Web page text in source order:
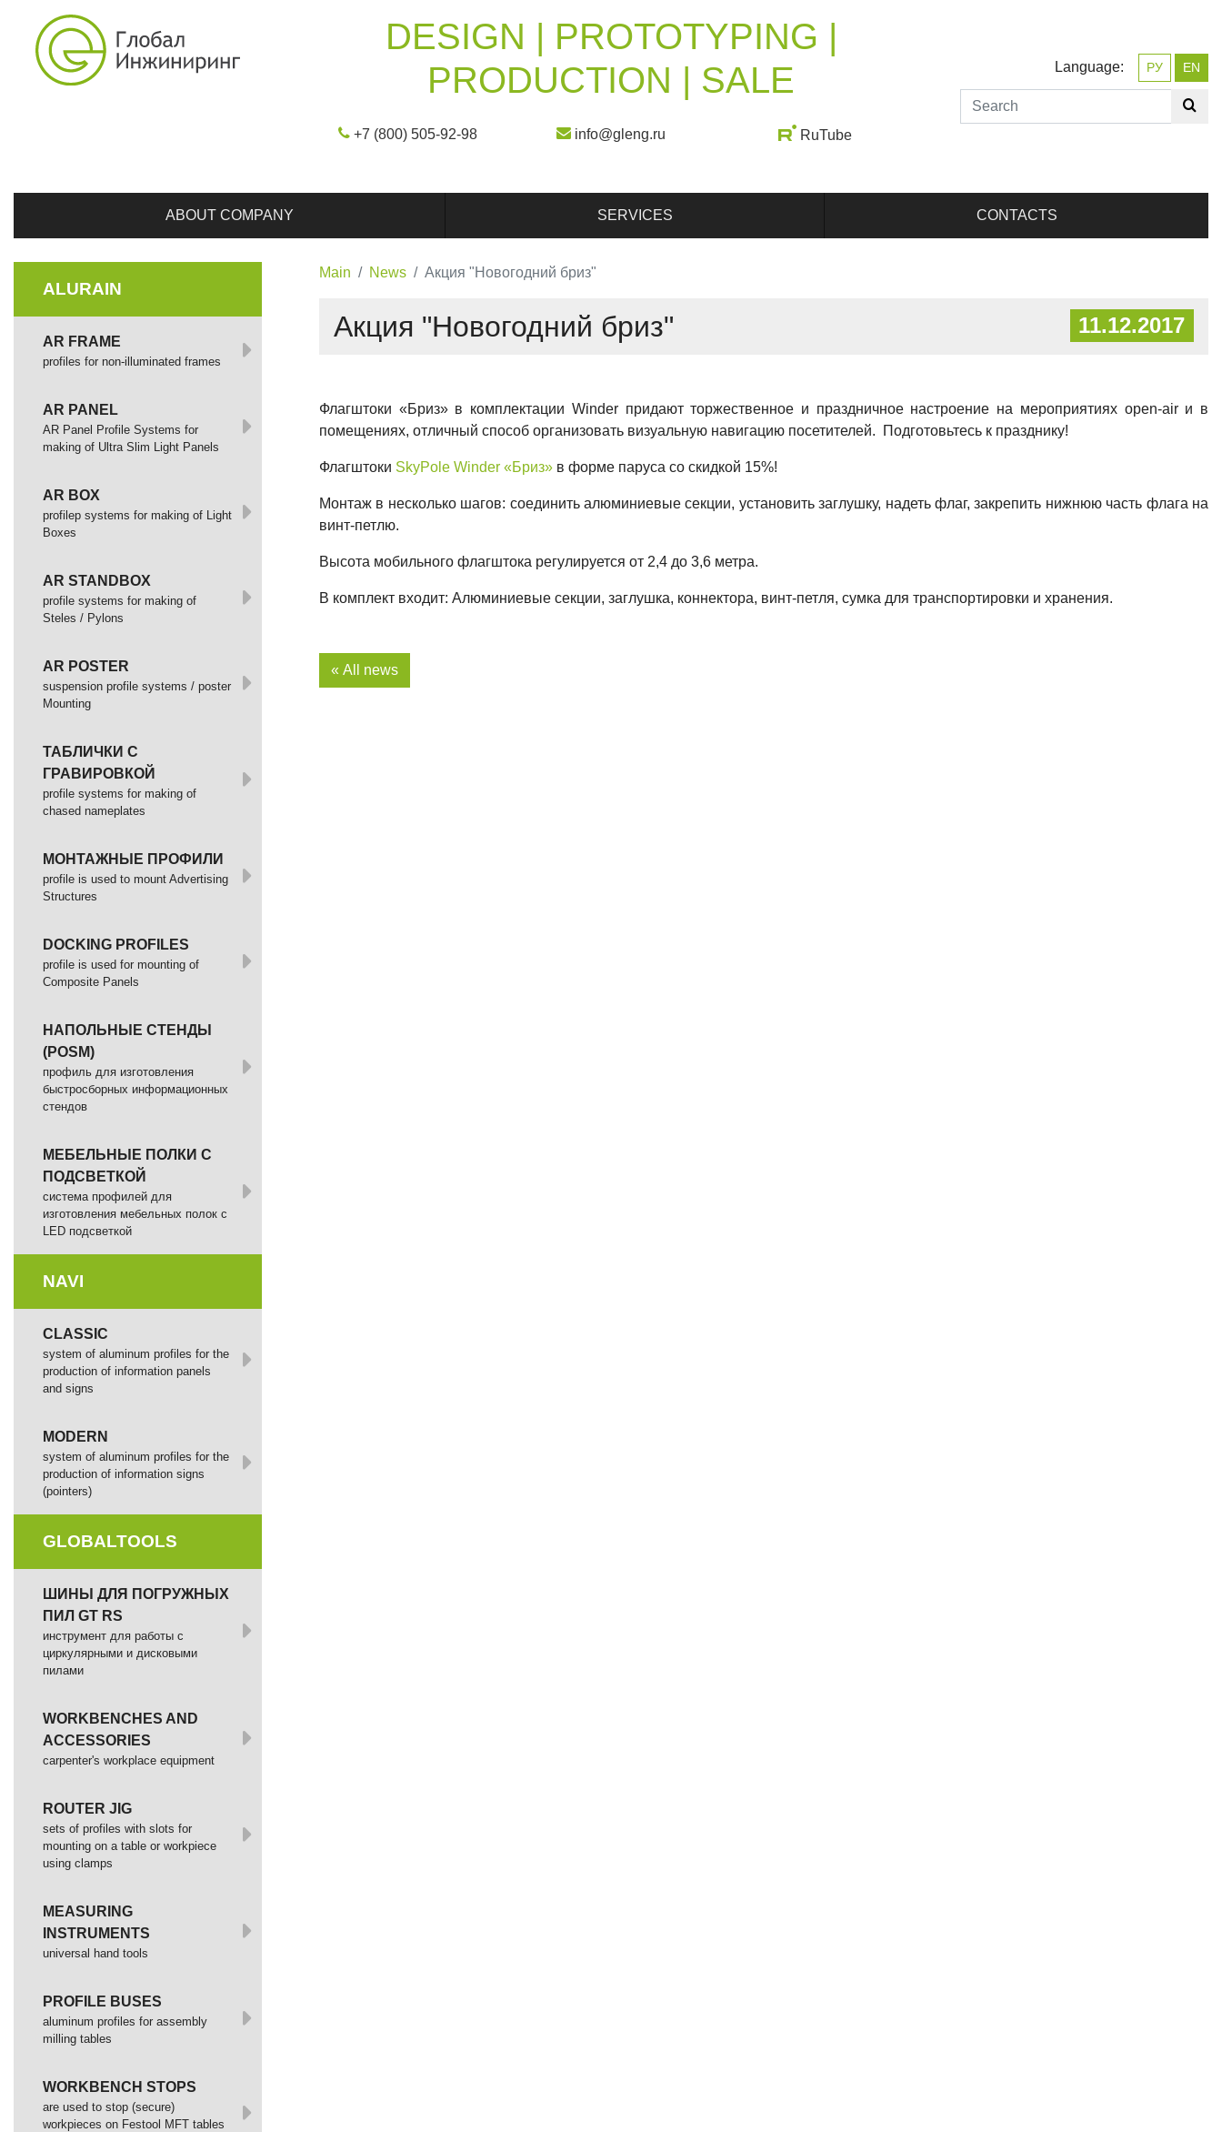
Language: РУ EN
DESIGN | PROTOTYPING |
PRODUCTION | SALE
+7 (800) 505-92-98 info@gleng.ru RuTube
ABOUT COMPANY SERVICES CONTACTS
Main News Акция "Новогодний бриз"
11.12.2017
Акция "Новогодний бриз"
Флагштоки «Бриз» в комплектации Winder придают торжественное и праздничное настроение на мероприятиях open-air и в
помещениях, отличный способ организовать визуальную навигацию посетителей. Подготовьтесь к празднику!
Флагштоки SkyPole Winder «Бриз» в форме паруса со скидкой 15%!
Монтаж в несколько шагов: соединить алюминиевые секции, установить заглушку, надеть флаг, закрепить нижнюю часть флага на
винт-петлю.
Высота мобильного флагштока регулируется от 2,4 до 3,6 метра.
В комплект входит: Алюминиевые секции, заглушка, коннектора, винт-петля, сумка для транспортировки и хранения.
« All news
ALURAIN
AR FRAME
profiles for non-illuminated frames
AR PANEL
AR Panel Profile Systems for
making of Ultra Slim Light Panels
AR BOX
profilep systems for making of Light
Boxes
AR STANDBOX
profile systems for making of
Steles / Pylons
AR POSTER
suspension profile systems / poster
Mounting
ТАБЛИЧКИ С
ГРАВИРОВКОЙ
profile systems for making of
chased nameplates
МОНТАЖНЫЕ ПРОФИЛИ
profile is used to mount Advertising
Structures
DOCKING PROFILES
profile is used for mounting of
Composite Panels
НАПОЛЬНЫЕ СТЕНДЫ
(POSM)
профиль для изготовления
быстросборных информационных
стендов
МЕБЕЛЬНЫЕ ПОЛКИ С
ПОДСВЕТКОЙ
cистема профилей для
изготовления мебельных полок с
LED подсветкой
NAVI
CLASSIC
system of aluminum profiles for the
production of information panels
and signs
MODERN
system of aluminum profiles for the
production of information signs
(pointers)
GLOBALTOOLS
ШИНЫ ДЛЯ ПОГРУЖНЫХ
ПИЛ GT RS
инструмент для работы с
циркулярными и дисковыми
пилами
WORKBENCHES AND
ACCESSORIES
сarpenter's workplace equipment
ROUTER JIG
sets of profiles with slots for
mounting on a table or workpiece
using clamps
MEASURING
INSTRUMENTS
universal hand tools
PROFILE BUSES
aluminum profiles for assembly
milling tables
WORKBENCH STOPS
are used to stop (secure)
workpieces on Festool MFT tables